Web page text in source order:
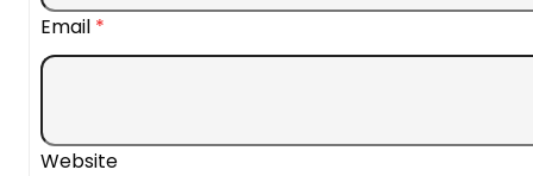
Email *
Website